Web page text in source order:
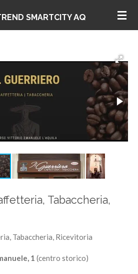
SMARTCITYAQ
Tabaccheria,
Tabaccheria, Ricevitoria
1 (centro storico)